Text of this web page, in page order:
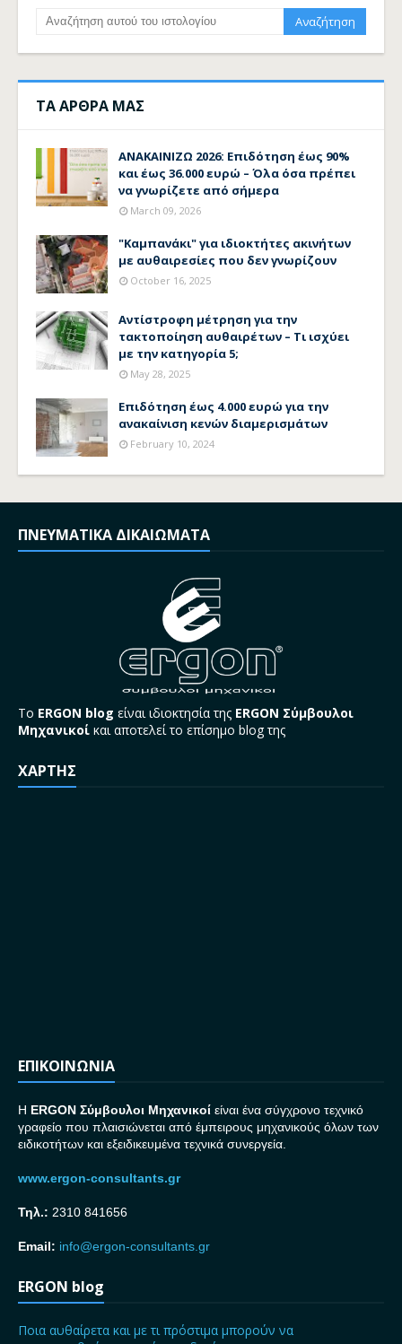
ΤΑ ΑΡΘΡΑ ΜΑΣ
ΑΝΑΚΑΙΝΙΖΩ 2026: Επιδότηση έως 90%
και έως 36.000 ευρώ – Όλα όσα πρέπει
να γνωρίζετε από σήμερα
March 09, 2026
"Καμπανάκι" για ιδιοκτήτες ακινήτων
με αυθαιρεσίες που δεν γνωρίζουν
October 16, 2025
Αντίστροφη μέτρηση για την
τακτοποίηση αυθαιρέτων – Τι ισχύει
με την κατηγορία 5;
May 28, 2025
Επιδότηση έως 4.000 ευρώ για την
ανακαίνιση κενών διαμερισμάτων
February 10, 2024
ΠΝΕΥΜΑΤΙΚΑ ΔΙΚΑΙΩΜΑΤΑ
Το ERGON blog είναι ιδιοκτησία της ERGON Σύμβουλοι
Μηχανικοί και αποτελεί το επίσημο blog της
ΧΑΡΤΗΣ
ΕΠΙΚΟΙΝΩΝΙΑ
H ERGON Σύμβουλοι Μηχανικοί είναι ένα σύγχρονο τεχνικό
γραφείο που πλαισιώνεται από έμπειρους μηχανικούς όλων των
ειδικοτήτων και εξειδικευμένα τεχνικά συνεργεία.
www.ergon-consultants.gr
Τηλ.: 2310 841656
Email: info@ergon-consultants.gr
ERGON blog
Ποια αυθαίρετα και με τι πρόστιμα μπορούν να